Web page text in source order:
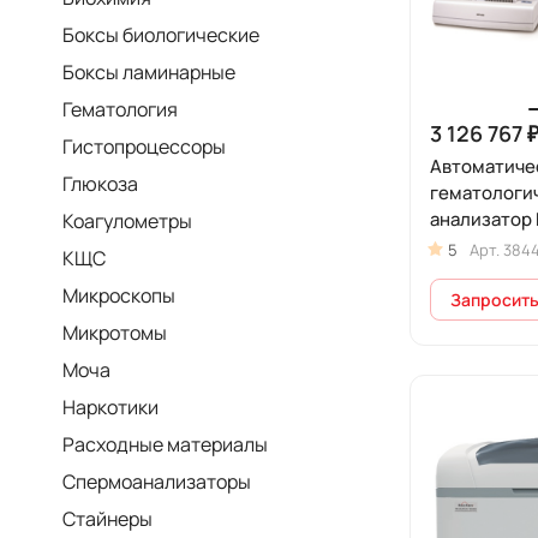
3 126 767 ₽
анализатор
-5500 с
подсчет
5 Арт. 3844
Боксы биологические
Боксы ламинарные
Гематология
Гистопроцессоры
Глюкоза
Коагулометры
КЩС
Микроскопы
Микротомы
Моча
Наркотики
Расходные материалы
Спермоанализаторы
Стайнеры